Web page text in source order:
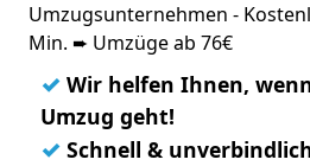
Umzugsunternehmen -
Min. ➨ Umzüge ab 76€
✓ Wir helfen Ihnen,
Umzug geht!
✓ Schnell &